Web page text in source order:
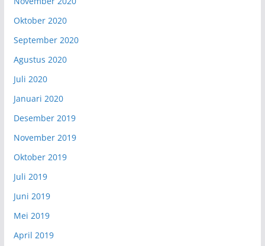
Oktober 2020
September 2020
Agustus 2020
Juli 2020
Januari 2020
Desember 2019
November 2019
Oktober 2019
Juli 2019
Juni 2019
Mei 2019
April 2019